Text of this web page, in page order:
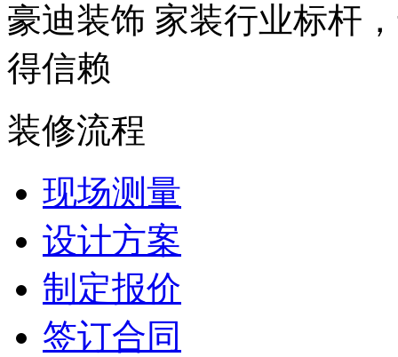
豪迪装饰 家装行业标杆
得信赖
装修流程
现场测量
设计方案
制定报价
签订合同